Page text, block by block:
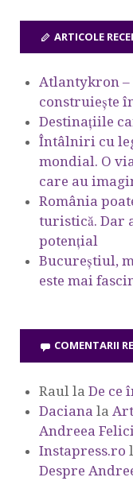
ARTICOLE
Atlantykron
construiește
Destinațiile
Întâlniri cu
mondial. O
care au
România
turistică. Dar
potențial
Bucureștiul,
este mai
COMENTARII
Raul la De ce
Daciana la
Andreea
Instapress.ro
Despre